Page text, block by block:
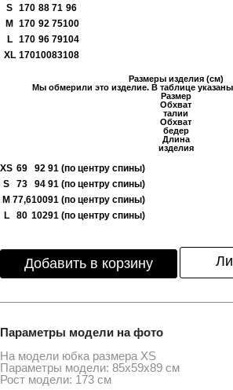
S 170 88 71 96
M
170 92 75100
L
170 96 79104
XL 17010083108
Размеры изделия (см)
Мы обмерили это изделие. В таблице
Размер
Обхват
талии
Обхват
бедер
Длина
изделия
XS 69 92 91 (по центру спины)
S
73 94 91 (по центру спины)
M 77,610091 (по центру спины)
L
80 10291 (по центру спины)
Добавить в корзину
Параметры модели на фото
На модели юбка размера ХS
Параметры модели: 85х59х89 см
Рост модели: 173 см